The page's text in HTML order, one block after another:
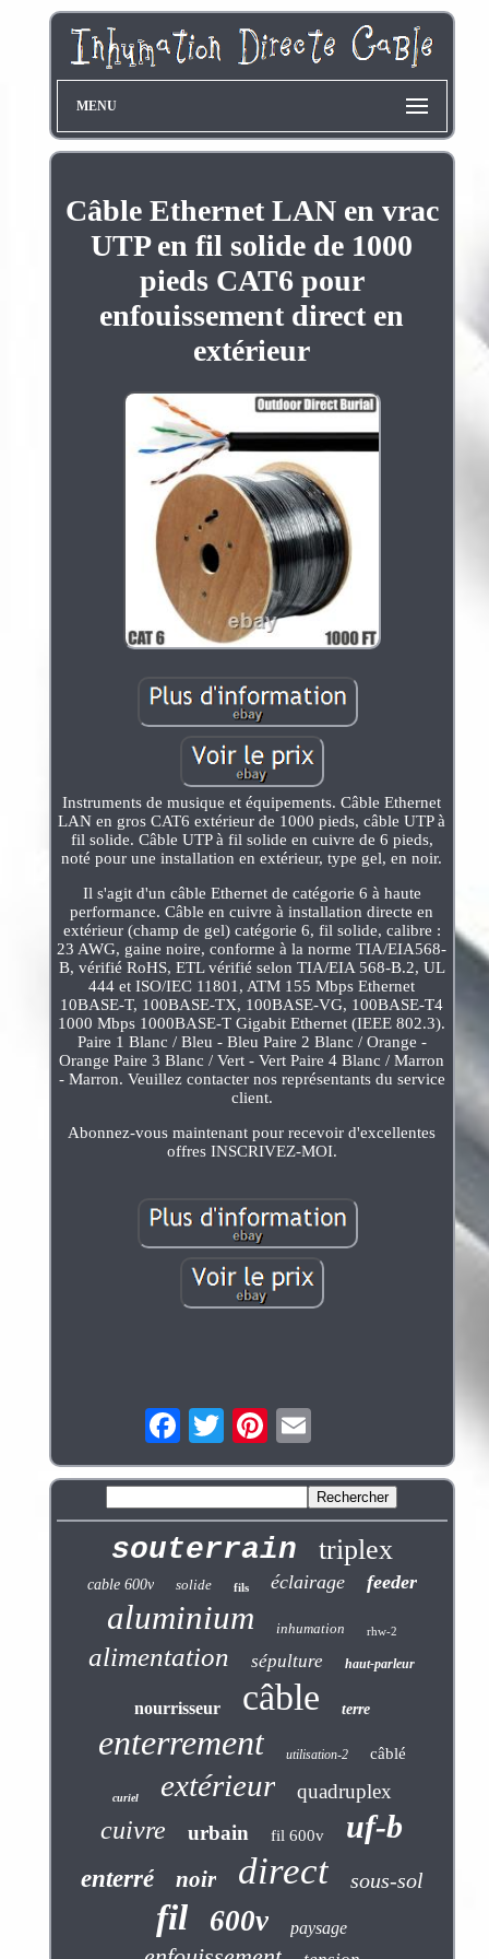
MENU
Câble Ethernet LAN en vrac
UTP en fil solide de 1000
pieds CAT6 pour
enfouissement direct en
extérieur
Instruments de musique et équipements. Câble Ethernet
LAN en gros CAT6 extérieur de 1000 pieds, câble UTP à
fil solide. Câble UTP à fil solide en cuivre de 6 pieds,
noté pour une installation en extérieur, type gel, en noir.
Il s'agit d'un câble Ethernet de catégorie 6 à haute
performance. Câble en cuivre à installation directe en
extérieur (champ de gel) catégorie 6, fil solide, calibre :
23 AWG, gaine noire, conforme à la norme TIA/EIA568-
B, vérifié RoHS, ETL vérifié selon TIA/EIA 568-B.2, UL
444 et ISO/IEC 11801, ATM 155 Mbps Ethernet
10BASE-T, 100BASE-TX, 100BASE-VG, 100BASE-T4
1000 Mbps 1000BASE-T Gigabit Ethernet (IEEE 802.3).
Paire 1 Blanc / Bleu - Bleu Paire 2 Blanc / Orange -
Orange Paire 3 Blanc / Vert - Vert Paire 4 Blanc / Marron
- Marron. Veuillez contacter nos représentants du service
client.
Abonnez-vous maintenant pour recevoir d'excellentes
offres INSCRIVEZ-MOI.
souterrain triplex
cable 600v solide fils éclairage feeder
aluminium inhumation rhw-2
alimentation sépulture haut-parleur
nourrisseur câble terre
enterrement utilisation-2 câblé
curiel extérieur quadruplex
cuivre urbain fil 600v uf-b
enterré noir direct sous-sol
fil 600v paysage